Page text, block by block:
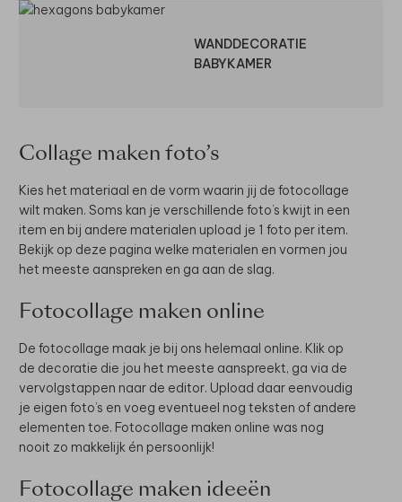
WANDDECORATIE
BABYKAMER
Collage maken foto’s
Kies het materiaal en de vorm waarin jij de fotocollage
wilt maken. Soms kan je verschillende foto’s kwijt in een
item en bij andere materialen upload je 1 foto per item.
Bekijk op deze pagina welke materialen en vormen jou
het meeste aanspreken en ga aan de slag.
Fotocollage maken online
De fotocollage maak je bij ons helemaal online. Klik op
de decoratie die jou het meeste aanspreekt, ga via de
vervolgstappen naar de editor. Upload daar eenvoudig
je eigen foto’s en voeg eventueel nog teksten of andere
elementen toe. Fotocollage maken online was nog
nooit zo makkelijk én persoonlijk!
Fotocollage maken ideeën